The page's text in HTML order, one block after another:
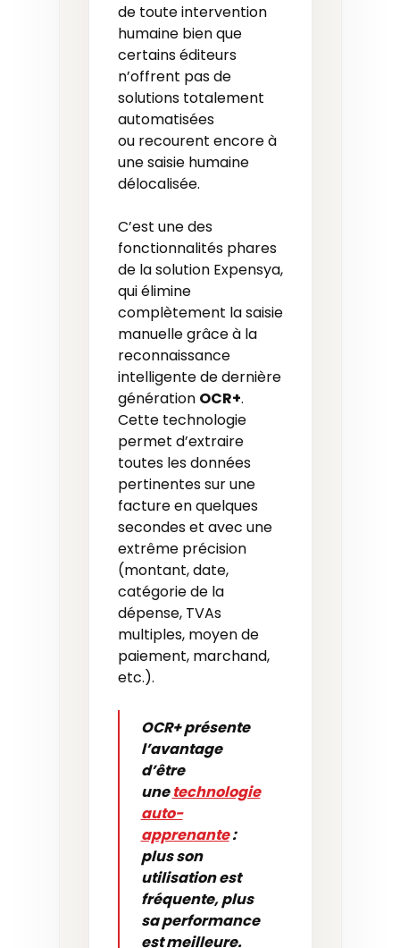
de toute intervention
humaine bien que
certains éditeurs
n’offrent pas de
solutions totalement
automatisées
ou recourent encore à
une saisie humaine
délocalisée.
C’est une des
fonctionnalités phares
de la solution Expensya,
qui élimine
complètement la saisie
manuelle grâce à la
reconnaissance
intelligente de dernière
génération OCR+.
Cette technologie
permet d’extraire
toutes les données
pertinentes sur une
facture en quelques
secondes et avec une
extrême précision
(montant, date,
catégorie de la
dépense, TVAs
multiples, moyen de
paiement, marchand,
etc.).
OCR+ présente
l’avantage
d’être
unetechnologie
auto-
apprenante:
plus son
utilisation est
fréquente, plus
sa performance
est meilleure.